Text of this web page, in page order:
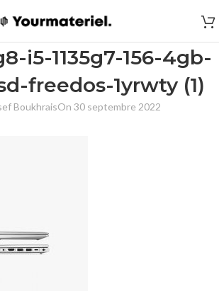
i5-1135g7-156-4gb-
freedos-1yrwty (1)
BoukhraisOn 30 septembre 2022